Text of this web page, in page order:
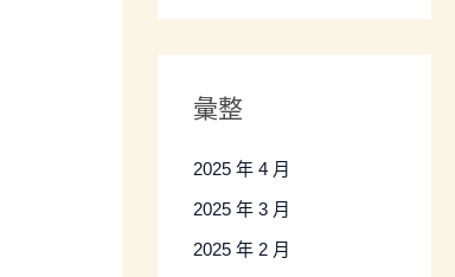
彙整
2025 年 4 月
2025 年 3 月
2025 年 2 月